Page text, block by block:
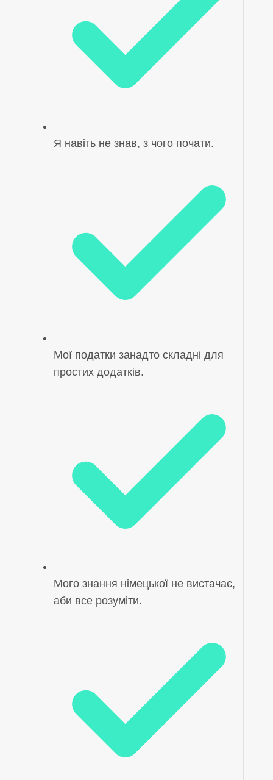
Я навіть не знав, з чого почати.
Мої податки занадто складні для
простих додатків.
Мого знання німецької не вистачає,
аби все розуміти.